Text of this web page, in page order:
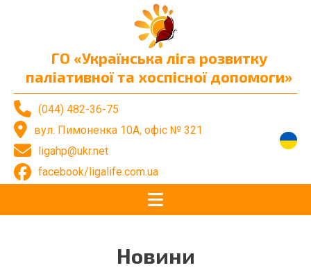
ГО «Українська ліга розвитку
паліативної та хоспісної допомоги»
(044) 482-36-75
вул. Пимоненка 10А, офіс № 321
ligahp@ukr.net
facebook/ligalife.com.ua
Новини